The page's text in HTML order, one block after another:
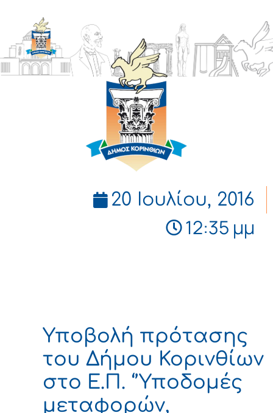
ΔΗΜΟΣ
ΚΟΡΙΝΘΙΩΝ
20 Ιουλίου, 2016
12:35 μμ
Υποβολή πρότασης
του Δήμου Κορινθίων
στο Ε.Π. ‘’Υποδομές
μεταφορών,